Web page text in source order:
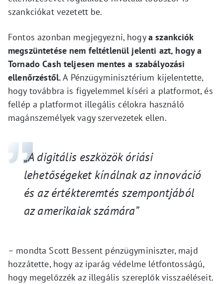
szankciókat vezetett be.
Fontos azonban megjegyezni, hogya szankciók
megszüntetése nem feltétlenül jelenti azt, hogy a
Tornado Cash teljesen mentes a szabályozási
ellenőrzéstől.A Pénzügyminisztérium kijelentette,
hogy továbbra is figyelemmel kíséri a platformot, és
fellép a platformot illegális célokra használó
magánszemélyek vagy szervezetek ellen.
„A digitális eszközök óriási
lehetőségeket kínálnak az innováció
és az értékteremtés szempontjából
az amerikaiak számára”
– mondta Scott Bessent pénzügyminiszter, majd
hozzátette, hogy az iparág védelme létfontosságú,
hogy megelőzzék az illegális szereplők visszaéléseit.